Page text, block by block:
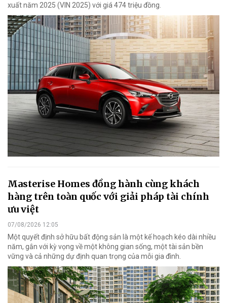
xuất năm 2025 (VIN 2025) với giá 474 triệu đồng.
Masterise Homes đồng hành cùng khách
hàng trên toàn quốc với giải pháp tài chính
ưu việt
07/08/2026 12:05
Một quyết định sở hữu bất động sản là một kế hoạch kéo dài nhiều
năm, gắn với kỳ vọng về một không gian sống, một tài sản bền
vững và cả những dự định quan trọng của mỗi gia đình.